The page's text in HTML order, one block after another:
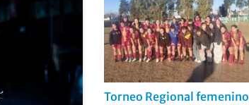
Torneo Regional femenino